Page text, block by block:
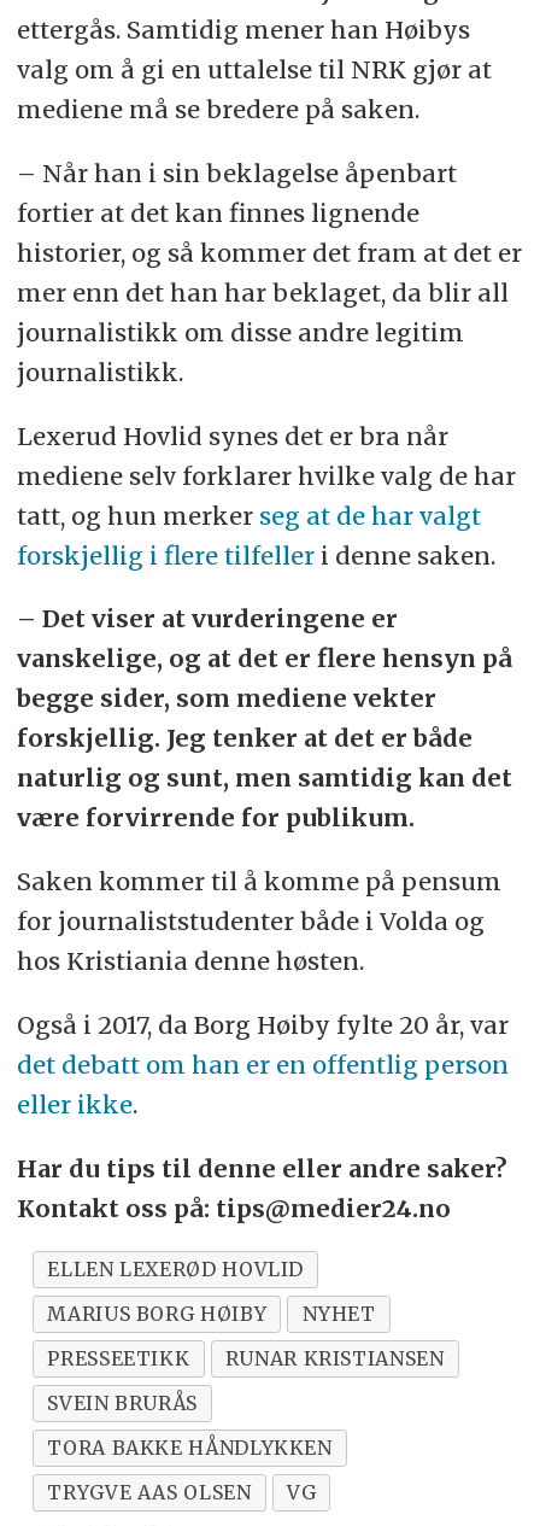
ettergås. Samtidig mener han Høibys
valg om å gi en uttalelse til NRK gjør at
mediene må se bredere på saken.
– Når han i sin beklagelse åpenbart
fortier at det kan finnes lignende
historier, og så kommer det fram at det er
mer enn det han har beklaget, da blir all
journalistikk om disse andre legitim
journalistikk.
Lexerud Hovlid synes det er bra når
mediene selv forklarer hvilke valg de har
tatt, og hun merker seg at de har valgt
forskjellig i flere tilfeller i denne saken.
– Det viser at vurderingene er
vanskelige, og at det er flere hensyn på
begge sider, som mediene vekter
forskjellig. Jeg tenker at det er både
naturlig og sunt, men samtidig kan det
være forvirrende for publikum.
Saken kommer til å komme på pensum
for journaliststudenter både i Volda og
hos Kristiania denne høsten.
Også i 2017, da Borg Høiby fylte 20 år, var
det debatt om han er en offentlig person
eller ikke.
Har du tips til denne eller andre saker?
Kontakt oss på: tips@medier24.no
ELLEN LEXERØD HOVLID
MARIUS BORG HØIBY
NYHET
PRESSEETIKK
RUNAR KRISTIANSEN
SVEIN BRURÅS
TORA BAKKE HÅNDLYKKEN
TRYGVE AAS OLSEN
VG